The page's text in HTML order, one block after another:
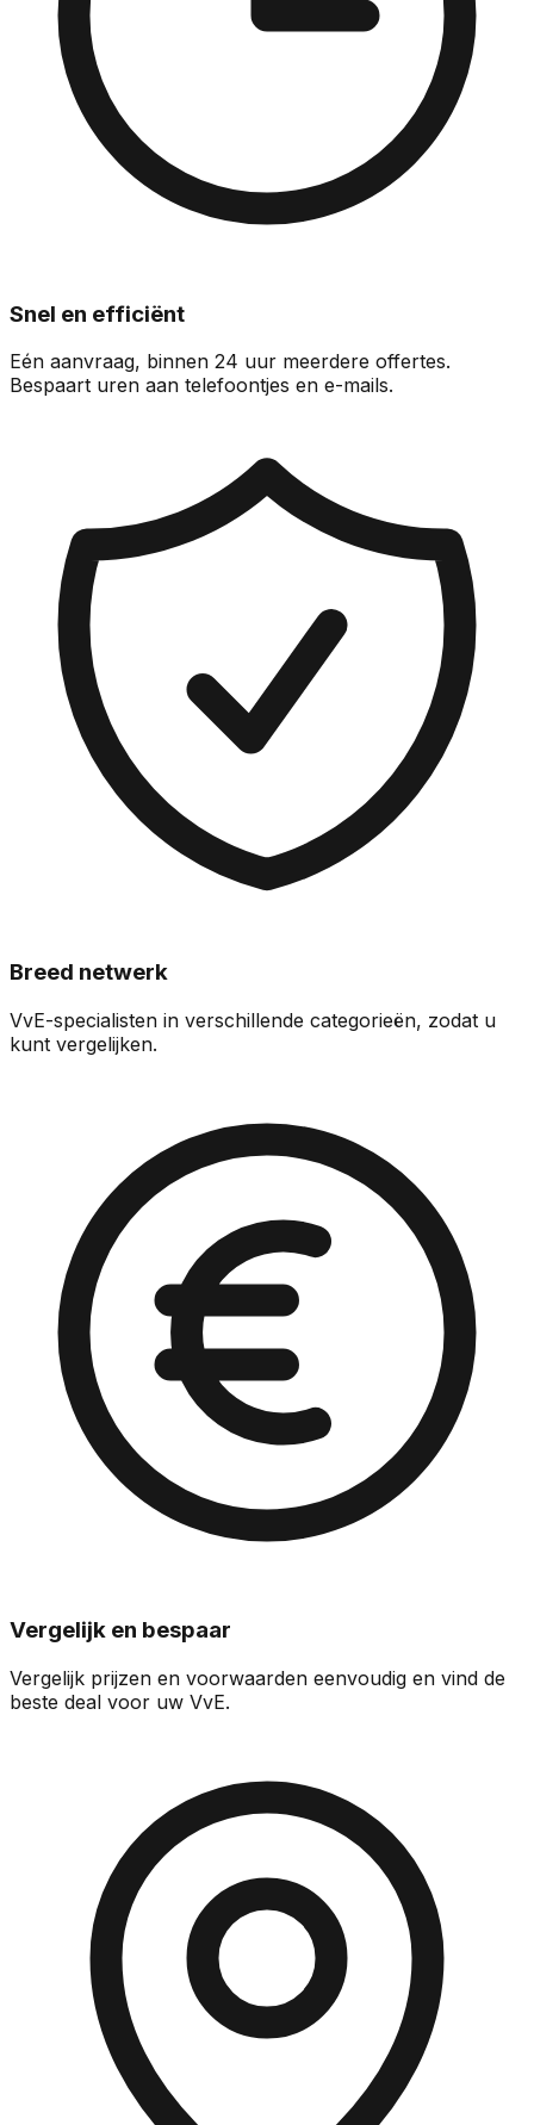
Snel en efficiënt
Eén aanvraag, binnen 24 uur meerdere offertes.
Bespaart uren aan telefoontjes en e-mails.
Breed netwerk
VvE-specialisten in verschillende categorieën, zodat u
kunt vergelijken.
Vergelijk en bespaar
Vergelijk prijzen en voorwaarden eenvoudig en vind de
beste deal voor uw VvE.